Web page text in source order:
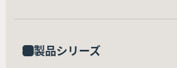
製品シリーズ